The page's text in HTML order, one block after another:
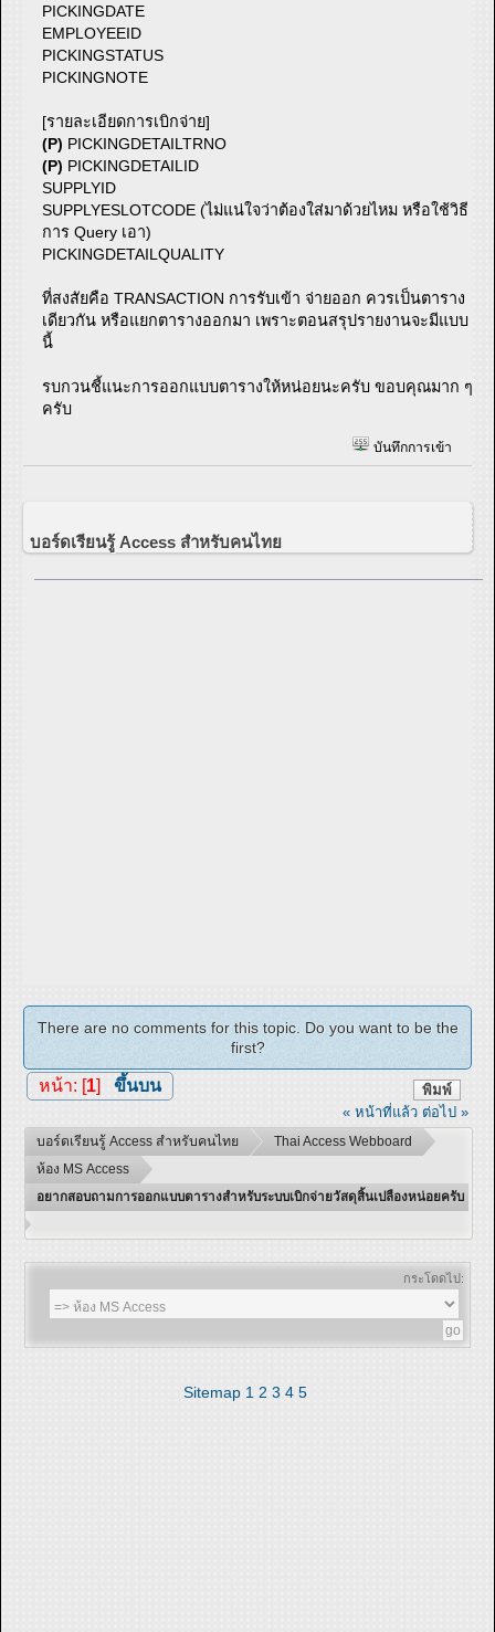
PICKINGDATE
EMPLOYEEID
PICKINGSTATUS
PICKINGNOTE
[รายละเอียดการเบิกจ่าย]
(P) PICKINGDETAILTRNO
(P) PICKINGDETAILID
SUPPLYID
SUPPLYESLOTCODE (ไม่แน่ใจว่าต้องใส่มาด้วยไหม หรือใช้วิธี
การ Query เอา)
PICKINGDETAILQUALITY
ที่สงสัยคือ TRANSACTION การรับเข้า จ่ายออก ควรเป็นตาราง
เดียวกัน หรือแยกตารางออกมา เพราะตอนสรุปรายงานจะมีแบบ
นี้
รบกวนชี้แนะการออกแบบตารางให้หน่อยนะครับ ขอบคุณมาก ๆ
ครับ
บันทึกการเข้า
บอร์ดเรียนรู้ Access สำหรับคนไทย
There are no comments for this topic. Do you want to be the
first?
พิมพ์
หน้า: [ 1] ขึ้นบน
« หน้าที่แล้ว ต่อไป »
บอร์ดเรียนรู้ Access สำหรับคนไทย
Thai Access Webboard
ห้อง MS Access
อยากสอบถามการออกแบบตารางสำหรับระบบเบิกจ่ายวัสดุสิ้นเปลืองหน่อยครับ
กระโดดไป:
Sitemap 1 2 3 4 5